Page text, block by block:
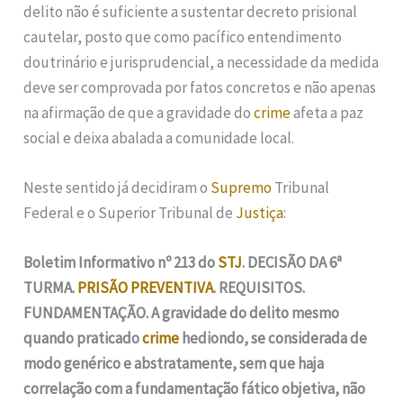
delito não é suficiente a sustentar decreto prisional
cautelar, posto que como pacífico entendimento
doutrinário e jurisprudencial, a necessidade da medida
deve ser comprovada por fatos concretos e não apenas
na afirmação de que a gravidade docrimeafeta a paz
social e deixa abalada a comunidade local.
Neste sentido já decidiram o SupremoTribunal
Federal e o Superior Tribunal de Justiça:
Boletim Informativo nº 213 doSTJ. DECISÃO DA 6ª
TURMA.PRISÃO PREVENTIVA. REQUISITOS.
FUNDAMENTAÇÃO. A gravidade do delito mesmo
quando praticadocrime hediondo, se considerada de
modo genérico e abstratamente, sem que haja
correlação com a fundamentação fático objetiva, não